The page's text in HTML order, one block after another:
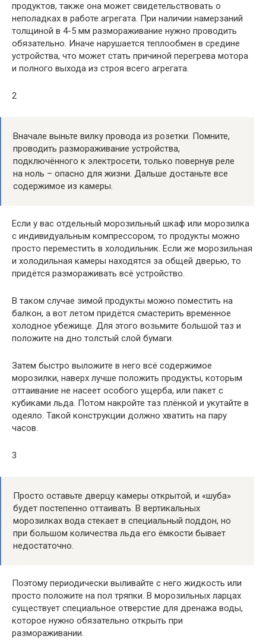
продуктов, также она может свидетельствовать о
неполадках в работе агрегата. При наличии намерзаний
толщиной в 4-5 мм размораживание нужно проводить
обязательно. Иначе нарушается теплообмен в средине
устройства, что может стать причиной перегрева мотора
и полного выхода из строя всего агрегата.
2
Вначале выньте вилку провода из розетки. Помните,
проводить размораживание устройства,
подключённого к электросети, только повернув реле
на ноль – опасно для жизни. Дальше достаньте все
содержимое из камеры.
Если у вас отдельный морозильный шкаф или морозилка
с индивидуальным компрессором, то продукты можно
просто переместить в холодильник. Если же морозильная
и холодильная камеры находятся за общей дверью, то
придётся размораживать всё устройство.
В таком случае зимой продукты можно поместить на
балкон, а вот летом придётся смастерить временное
холодное убежище. Для этого возьмите большой таз и
положите на дно толстый слой бумаги.
Затем быстро выложите в него всё содержимое
морозилки, наверх лучше положить продукты, которым
оттаивание не насеет особого ущерба, или пакет с
кубиками льда. Потом накройте таз плёнкой и укутайте в
одеяло. Такой конструкции должно хватить на пару
часов.
3
Просто оставьте дверцу камеры открытой, и «шуба»
будет постепенно оттаивать. В вертикальных
морозилках вода стекает в специальный поддон, но
при большом количества льда его ёмкости бывает
недостаточно.
Поэтому периодически выливайте с него жидкость или
просто положите на пол тряпки. В морозильных ларцах
существует специальное отверстие для дренажа воды,
которое нужно обязательно открыть при
размораживании.